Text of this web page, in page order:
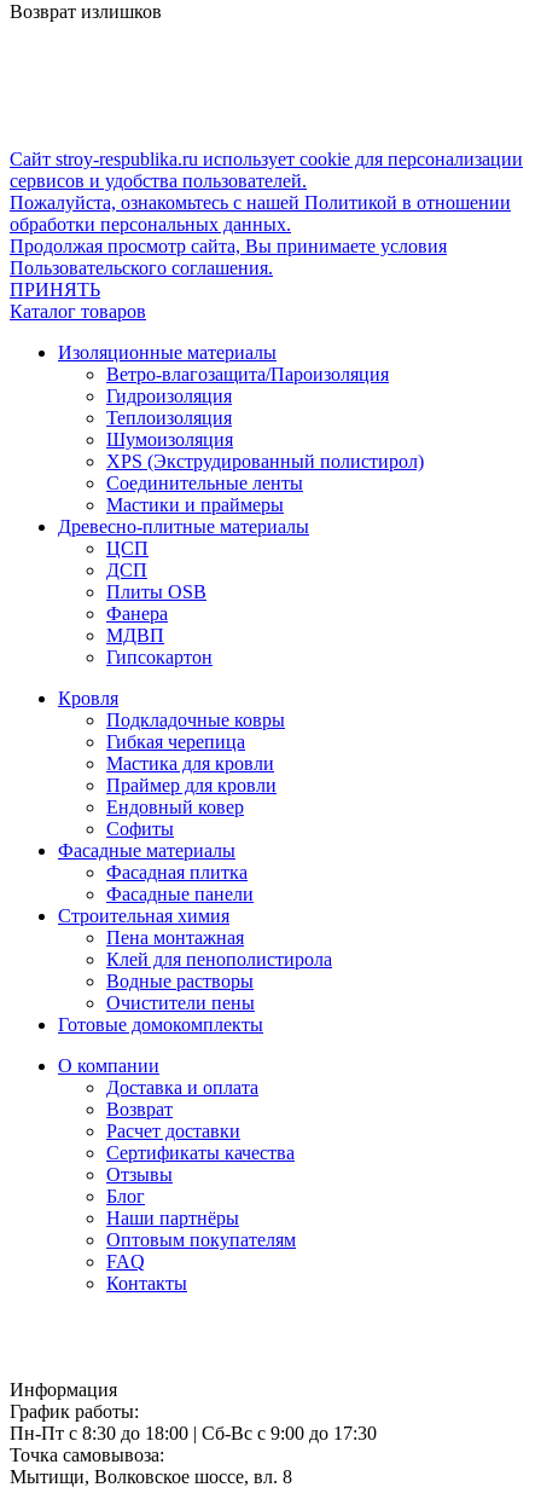
Возврат излишков
Сайт stroy-respublika.ru использует cookie для персонализации
сервисов и удобства пользователей.
Пожалуйста, ознакомьтесь с нашей Политикой в отношении
обработки персональных данных.
Продолжая просмотр сайта, Вы принимаете условия
Пользовательского соглашения.
ПРИНЯТЬ
Каталог товаров
Изоляционные материалы
Ветро-влагозащита/Пароизоляция
Гидроизоляция
Теплоизоляция
Шумоизоляция
XPS (Экструдированный полистирол)
Соединительные ленты
Мастики и праймеры
Древесно-плитные материалы
ЦСП
ДСП
Плиты OSB
Фанера
МДВП
Гипсокартон
Кровля
Подкладочные ковры
Гибкая черепица
Мастика для кровли
Праймер для кровли
Ендовный ковер
Софиты
Фасадные материалы
Фасадная плитка
Фасадные панели
Строительная химия
Пена монтажная
Клей для пенополистирола
Водные растворы
Очистители пены
Готовые домокомплекты
О компании
Доставка и оплата
Возврат
Расчет доставки
Сертификаты качества
Отзывы
Блог
Наши партнёры
Оптовым покупателям
FAQ
Контакты
Информация
График работы:
Пн-Пт с 8:30 до 18:00 | Сб-Вс с 9:00 до 17:30
Точка самовывоза:
Мытищи, Волковское шоссе, вл. 8